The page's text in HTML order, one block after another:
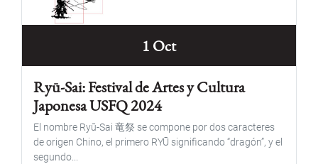
1 Oct
Ryū-Sai: Festival de Artes y Cultura
Japonesa USFQ 2024
El nombre Ryū-Sai 竜祭 se compone por dos caracteres
de origen Chino, el primero RYŪ significando “dragón”, y el
segundo...